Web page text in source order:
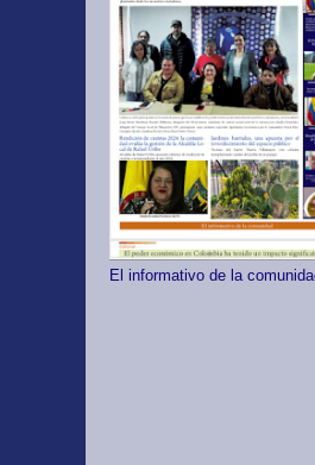
El informativo de la